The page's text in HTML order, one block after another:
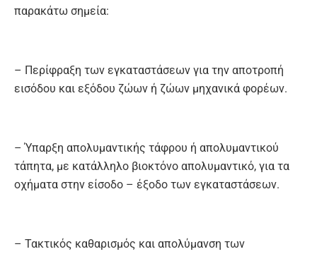
παρακάτω σημεία:
– Περίφραξη των εγκαταστάσεων για την αποτροπή
εισόδου και εξόδου ζώων ή ζώων μηχανικά φορέων.
– Ύπαρξη απολυμαντικής τάφρου ή απολυμαντικού
τάπητα, με κατάλληλο βιοκτόνο απολυμαντικό, για τα
οχήματα στην είσοδο – έξοδο των εγκαταστάσεων.
– Τακτικός καθαρισμός και απολύμανση των